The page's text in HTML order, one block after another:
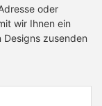
oder
wir Ihnen ein
zusenden